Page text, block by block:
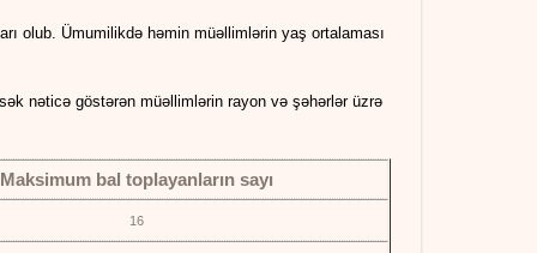
olub. Ümumilikdə həmin müəllimlərin yaş ortalaması
nəticə göstərən müəllimlərin rayon və şəhərlər üzrə
Maksimum bal toplayanların sayı
16